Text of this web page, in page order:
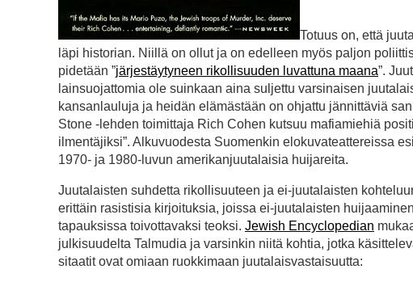
Totuus on, että
läpi historian. Niillä on ollut ja on edelleen myös paljon
pidetään ”järjestäytyneen rikollisuuden luvattuna maana”.
lainsuojattomia ole suinkaan aina suljettu varsinaisen
kansanlauluja ja heidän elämästään on ohjattu jännittäviä
Stone -lehden toimittaja Rich Cohen kutsuu mafiamiehiä
ilmentäjiksi”. Alkuvuodesta Suomenkin elokuvateattereissa
1970- ja 1980-luvun amerikanjuutalaisia huijareita.
Juutalaisten suhdetta rikollisuuteen ja ei-juutalaisten
erittäin rasistisia kirjoituksia, joissa ei-juutalaisten
tapauksissa toivottavaksi teoksi. Jewish Encyclopedian
julkisuudelta Talmudia ja varsinkin niitä kohtia, jotka
sitaatit ovat omiaan ruokkimaan juutalaisvastaisuutta: